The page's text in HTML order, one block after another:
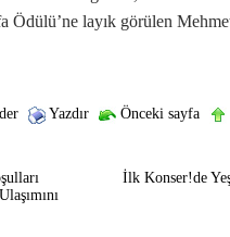
Ödülü’ne layık görülen
Yazdır Önceki sayfa
İlk Konser!de